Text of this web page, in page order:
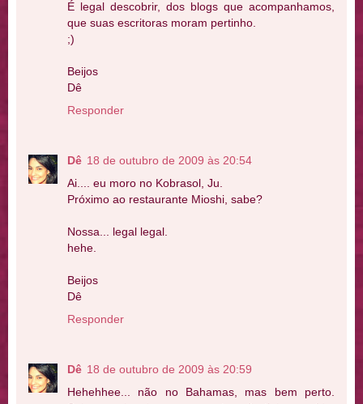
É legal descobrir, dos blogs que acompanhamos,
que suas escritoras moram pertinho.
;)
Beijos
Dê
Responder
Dê 18 de outubro de 2009 às 20:54
Ai.... eu moro no Kobrasol, Ju.
Próximo ao restaurante Mioshi, sabe?
Nossa... legal legal.
hehe.
Beijos
Dê
Responder
Dê 18 de outubro de 2009 às 20:59
Hehehhee... não no Bahamas, mas bem perto.